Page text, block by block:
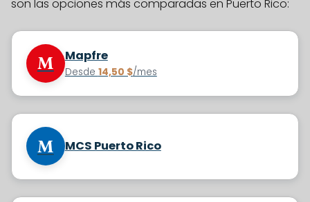
son las opciones más comparadas en Puerto Rico:
M Mapfre
Desde 14,50 $/mes
M MCS Puerto Rico